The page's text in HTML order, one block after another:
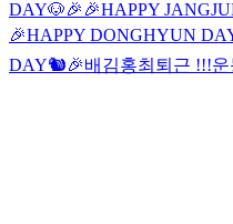
DAY🐶🎉 🎉HAPPY
🎉HAPPY DONGHYUN
DAY🐿🎉배김홍최 퇴근 !!!